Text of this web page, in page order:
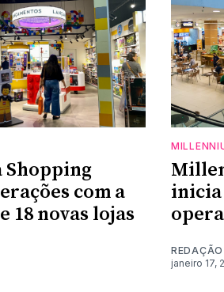
Shopping
com a
18 novas lojas
inicia
REDAÇÃO
janeiro 17,